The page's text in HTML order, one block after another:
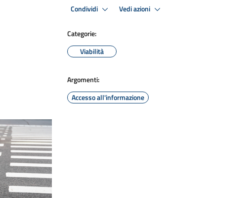
Condividi Vedi azioni
Categorie:
Viabilità
Argomenti:
Accesso all'informazione